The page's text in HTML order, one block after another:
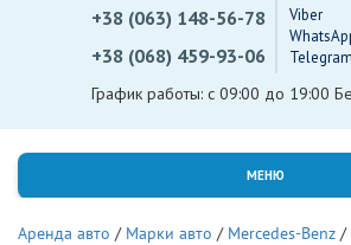
+38 (063) 148-56-78
+38 (068) 459-93-06
Viber
Telegram
График работы: с 09:00 до 19:00
МЕНЮ
Аренда авто / Марки авто / Mercedes-Benz /